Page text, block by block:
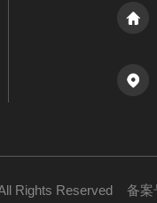
Rights Reserved 备案